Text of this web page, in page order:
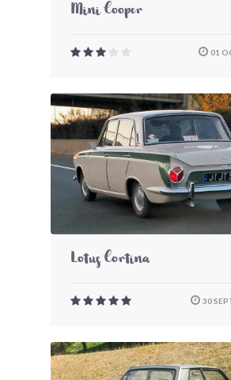
Mini Cooper
01
Lotus Cortina
30